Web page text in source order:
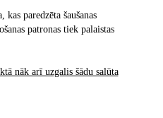
paredzēta šaušanas
patronas tiek palaistas
nāk arī uzgalis šādu salūta